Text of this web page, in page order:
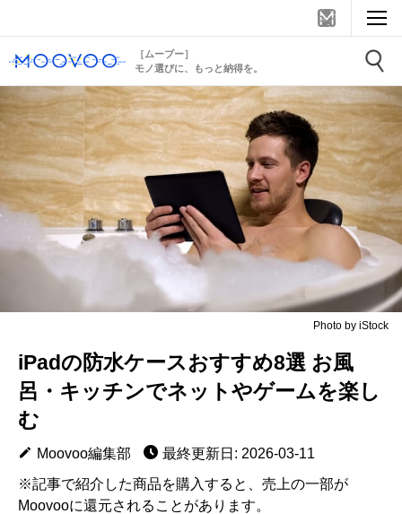
［ムーブー］
モノ選びに、もっと納得を。
Photo by iStock
iPadの防水ケースおすすめ8選 お風
呂・キッチンでネットやゲームを楽し
む
Moovoo編集部
最終更新日: 2026-03-11
※記事で紹介した商品を購入すると、売上の一部が
Moovooに還元されることがあります。